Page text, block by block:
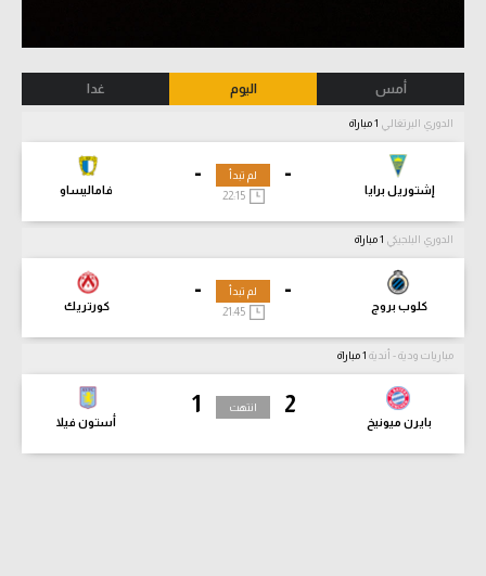
أمس اليوم غدا
الدوري البرتغالي
-
إشتوريل برايا
-
فاماليساو
لم تبدأ
22:15
الدوري البلجيكي
-
كلوب بروج
-
كورتريك
لم تبدأ
21:45
مباريات ودية - أندية
2
بايرن ميونيخ
1
أستون فيلا
انتهت